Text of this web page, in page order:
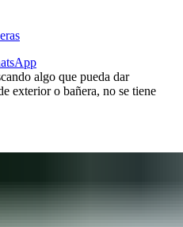
algo que pueda dar
exterior o bañera, no se tiene